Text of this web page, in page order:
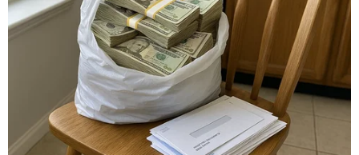
Nuôi ong dưới tán rừng sú vẹt ở Vườn quốc gia
Xuân Thủy, huyện Giao Thủy, tỉnh Nam Định đã
giúp nhiều hộ dân nơi đây vươn lên làm giàu từ
nghề này.